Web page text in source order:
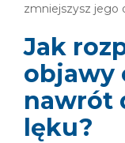
zmniejszysz jego
Jak
objawy
nawrót
lęku?